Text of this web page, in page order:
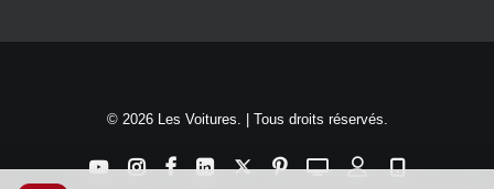
© 2026 Les Voitures. | Tous droits réservés.